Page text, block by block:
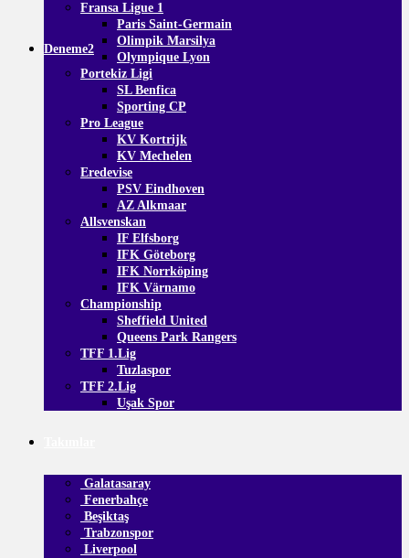
Fransa Ligue 1
Paris Saint-Germain
Olimpik Marsilya
Olympique Lyon
Portekiz Ligi
SL Benfica
Sporting CP
Pro League
KV Kortrijk
KV Mechelen
Eredevise
PSV Eindhoven
AZ Alkmaar
Allsvenskan
IF Elfsborg
IFK Göteborg
IFK Norrköping
IFK Värnamo
Championship
Sheffield United
Queens Park Rangers
TFF 1.Lig
Tuzlaspor
TFF 2.Lig
Uşak Spor
Galatasaray
Fenerbahçe
Beşiktaş
Trabzonspor
Liverpool
Deneme2